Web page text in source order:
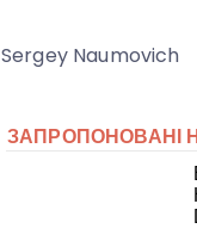
Sergey Naumovich